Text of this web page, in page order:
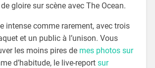
gloire sur scène avec The Ocean.
intense comme rarement, avec trois
et un public à l’unison. Vous
les moins pires de mes photos sur
d’habitude, le live-report sur